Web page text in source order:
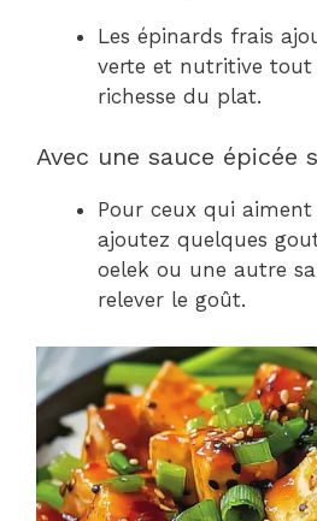
Les épinards frais
verte et nutritive
richesse du plat.
Avec une sauce épicée
Pour ceux qui
ajoutez quelques
oelek ou une autre
relever le goût.